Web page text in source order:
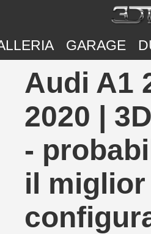
GARAGE
Audi A1
2020 |
-
il miglior